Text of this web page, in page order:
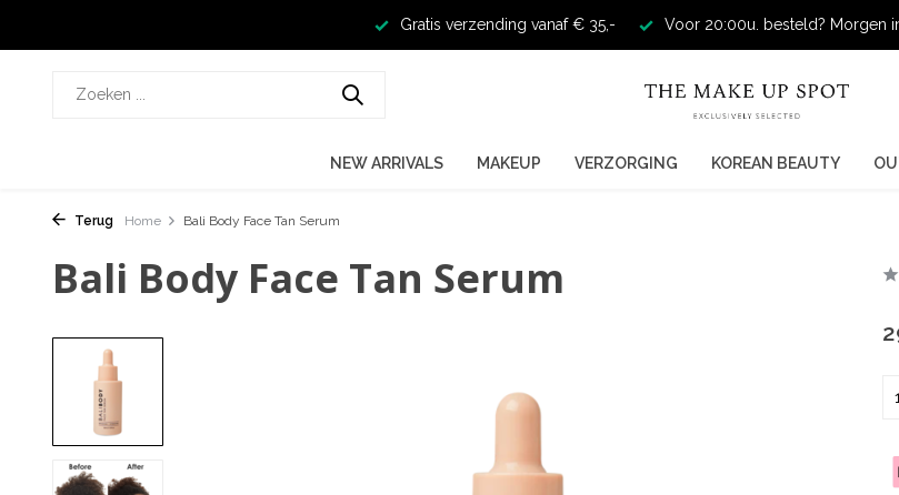
Gratis verzending vanaf € 35,- Voor 20:00u. besteld? Morgen
NEW ARRIVALS MAKEUP VERZORGING KOREAN BEAUTY
Terug Home Bali Body Face Tan Serum
Bali Body Face Tan Serum